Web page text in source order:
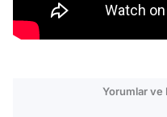
Yorumlar ve